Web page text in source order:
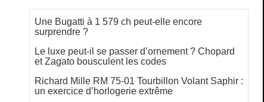
Une Bugatti à 1 579 ch peut-elle encore
surprendre ?
Le luxe peut-il se passer d’ornement ? Chopard
et Zagato bousculent les codes
Richard Mille RM 75-01 Tourbillon Volant Saphir :
un exercice d’horlogerie extrême